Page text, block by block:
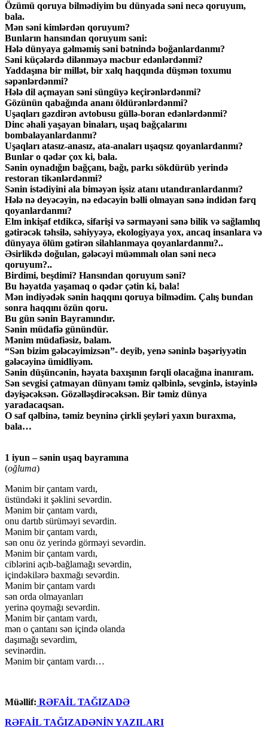
Özümü qoruya bilmədiyim bu dünyada səni necə qoruyum,
bala.
Mən səni kimlərdən qoruyum?
Bunların hansından qoruyum səni:
Hələ dünyaya gəlməmiş səni bətnində boğanlardanmı?
Səni küçələrdə dilənməyə məcbur edənlərdənmi?
Yaddaşına bir millət, bir xalq haqqında düşmən toxumu
səpənlərdənmi?
Hələ dil açmayan səni süngüyə keçirənlərdənmi?
Gözünün qabağında ananı öldürənlərdənmi?
Uşaqları gəzdirən avtobusu güllə-boran edənlərdənmi?
Dinc əhali yaşayan binaları, uşaq bağçalarını
bombalayanlardanmı?
Uşaqları atasız-anasız, ata-anaları uşaqsız qoyanlardanmı?
Bunlar o qədər çox ki, bala.
Sənin oynadığın bağçanı, bağı, parkı sökdürüb yerində
restoran tikənlərdənmi?
Sənin istədiyini ala biməyən işsiz atanı utandıranlardanmı?
Hələ nə deyəcəyin, nə edəcəyin bəlli olmayan sənə indidən fərq
qoyanlardanmı?
Elm inkişaf etdikcə, sifarişi və sərmayəni sənə bilik və sağlamlıq
gətirəcək təhsilə, səhiyyəyə, ekologiyaya yox, ancaq insanlara və
dünyaya ölüm gətirən silahlanmaya qoyanlardanmı?..
Əsirlikdə doğulan, gələcəyi müəmmalı olan səni necə
qoruyum?..
Birdimi, beşdimi? Hansından qoruyum səni?
Bu həyatda yaşamaq o qədər çətin ki, bala!
Mən indiyədək sənin haqqını qoruya bilmədim. Çalış bundan
sonra haqqını özün qoru.
Bu gün sənin Bayramındır.
Sənin müdafiə günündür.
Mənim müdafiəsiz, balam.
“Sən bizim gələcəyimizsən”- deyib, yenə səninlə bəşəriyyətin
gələcəyinə ümidliyəm.
Sənin düşüncənin, həyata baxışının fərqli olacağına inanıram.
Sən sevgisi çatmayan dünyanı təmiz qəlbinlə, sevginlə, istəyinlə
dəyişəcəksən. Gözəlləşdirəcəksən. Bir təmiz dünya
yaradacaqsan.
O saf qəlbinə, təmiz beyninə çirkli şeyləri yaxın buraxma,
bala…
1 iyun – sənin uşaq bayramına
(oğluma)
Mənim bir çantam vardı,
üstündəki it şəklini sevərdin.
Mənim bir çantam vardı,
onu dartıb sürüməyi sevərdin.
Mənim bir çantam vardı,
sən onu öz yerində görməyi sevərdin.
Mənim bir çantam vardı,
ciblərini açıb-bağlamağı sevərdin,
içindəkilərə baxmağı sevərdin.
Mənim bir çantam vardı
sən orda olmayanları
yerinə qoymağı sevərdin.
Mənim bir çantam vardı,
mən o çantanı sən içində olanda
daşımağı sevərdim,
sevinərdin.
Mənim bir çantam vardı…
Müəllif: RƏFAİL TAĞIZADƏ
RƏFAİL TAĞIZADƏNİN YAZILARI